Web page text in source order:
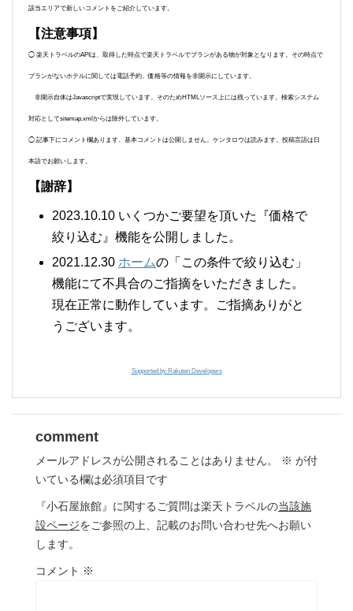
該当エリアで新しいコメントをご紹介しています。
【注意事項】
◯ 楽天トラベルのAPIは、取得した時点で楽天トラベルでプランがある物が対象となります。その時点で
プランがないホテルに関しては電話予約、価格等の情報を非開示にしています。
非開示自体はJavascriptで実現しています。そのためHTMLソース上には残っています。検索システム
対応としてsitemap.xmlからは除外しています。
◯ 記事下にコメント欄あります。基本コメントは公開しません。ケンタロウは読みます。投稿言語は日
本語でお願いします。
【謝辞】
2023.10.10 いくつかご要望を頂いた『価格で
絞り込む』機能を公開しました。
2021.12.30 ホームの「この条件で絞り込む」
機能にて不具合のご指摘をいただきました。
現在正常に動作しています。ご指摘ありがと
うございます。
Supported by Rakuten Developers
comment
メールアドレスが公開されることはありません。 ※ が付
いている欄は必須項目です
『小石屋旅館』に関するご質問は楽天トラベルの当該施
設ページをご参照の上、記載のお問い合わせ先へお願い
します。
コメント ※